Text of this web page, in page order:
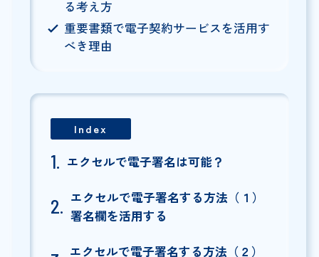
る考え方
重要書類で電子契約サービスを活用す
べき理由
Index
エクセルで電子署名は可能？
エクセルで電子署名する方法（１）
署名欄を活用する
エクセルで電子署名する方法（２）